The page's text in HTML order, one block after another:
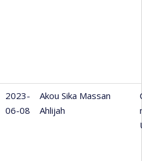
2023-
06-08
Akou Sika Massan
Ahlijah